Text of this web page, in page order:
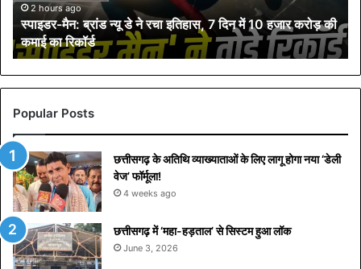
:
ब्रां
ड
न्यू
डे
ने
र
इ
ति
हा
स
,
7
दि
न
2 hours ago
स्पाइडर-मैन: ब्रांड न्यू डे ने रचा इतिहास, 7 दिन में 10 हजार करोड़ की
कमाई का रिकॉर्ड
Popular Posts
छत्तीसगढ़ के अतिथि व्याख्याताओं के लिए लागू होगा नया ‘डेली
वेज’ फॉर्मूला!
4 weeks ago
छत्तीसगढ़ में ‘महा-हड़ताल’ से सिस्टम हुआ लॉक
June 3, 2026